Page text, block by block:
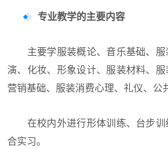
专业教学的主要内容
主要学服装概论、音乐基础、服
演、化妆、形象设计、服装材料、
营销基础、服装消费心理、礼仪、公
在校内外进行形体训练、台步训
合实习。